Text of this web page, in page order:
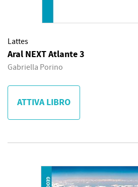
Lattes
Aral NEXT Atlante 3
Gabriella Porino
ATTIVA LIBRO